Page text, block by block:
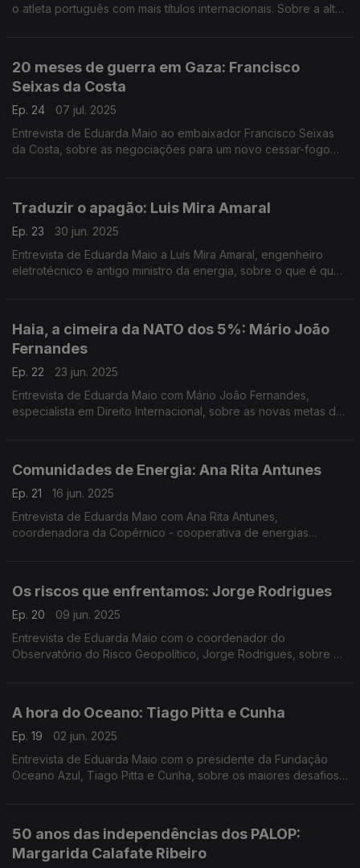
o atleta português com mais títulos internacionais. Sobre a alta
20 meses de guerra em Gaza: Francisco
Seixas da Costa
Ep. 24
07 jul. 2025
Entrevista de Eduarda Maio ao embaixador Francisco Seixas
da Costa, sobre as negociações para um novo cessar-fogo
Traduzir o apagão: Luis Mira Amaral
Ep. 23
30 jun. 2025
Entrevista de Eduarda Maio a Luís Mira Amaral, engenheiro
eletrotécnico e antigo ministro da energia, sobre o que é que
Haia, a cimeira da NATO dos 5%: Mário João
Fernandes
Ep. 22
23 jun. 2025
Entrevista de Eduarda Maio com Mário João Fernandes,
especialista em Direito Internacional, sobre as novas metas de
Comunidades de Energia: Ana Rita Antunes
Ep. 21
16 jun. 2025
Entrevista de Eduarda Maio com Ana Rita Antunes,
coordenadora da Copérnico - cooperativa de energias
Os riscos que enfrentamos: Jorge Rodrigues
Ep. 20
09 jun. 2025
Entrevista de Eduarda Maio com o coordenador do
Observatório do Risco Geopolítico, Jorge Rodrigues, sobre o
A hora do Oceano: Tiago Pitta e Cunha
Ep. 19
02 jun. 2025
Entrevista de Eduarda Maio com o presidente da Fundação
Oceano Azul, Tiago Pitta e Cunha, sobre os maiores desafios
50 anos das independências dos PALOP:
Margarida Calafate Ribeiro